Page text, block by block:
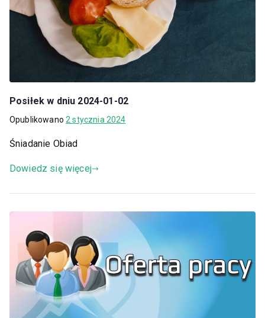
Posiłek w dniu 2024-01-02
Opublikowano2 stycznia 2024
Śniadanie Obiad
Dowiedz się więcej